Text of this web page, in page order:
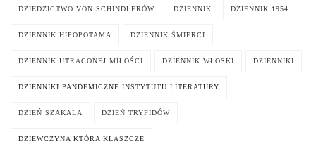
DZIEDZICTWO VON SCHINDLERÓW DZIENNIK DZIENNIK 1954
DZIENNIK HIPOPOTAMA DZIENNIK ŚMIERCI
DZIENNIK UTRACONEJ MIŁOŚCI DZIENNIK WŁOSKI DZIENNIKI
DZIENNIKI PANDEMICZNE INSTYTUTU LITERATURY
DZIEŃ SZAKALA DZIEŃ TRYFIDÓW
DZIEWCZYNA KTÓRA KLASZCZE